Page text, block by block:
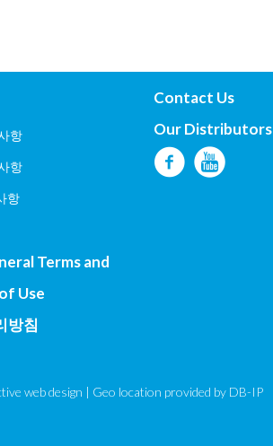
항
항
항
Terms and
Use
방침
Contact Us
Our Distributors
web design | Geo location provided by DB-IP